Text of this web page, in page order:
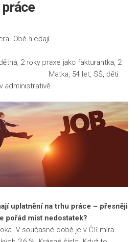
Obě hledají
2 roky praxe jako fakturantka, 2
Matka, 54 let, SŠ, děti
administrativě.
uplatnění na trhu práce – přesněji
pořád míst nedostatek?
V současné době je v ČR míra